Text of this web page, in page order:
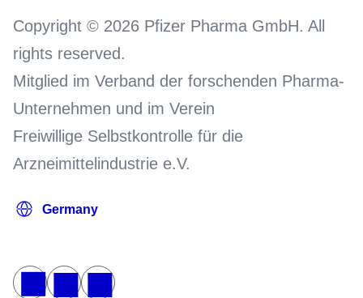
Copyright © 2026 Pfizer Pharma GmbH. All
rights reserved.
Mitglied im Verband der forschenden Pharma-
Unternehmen und im Verein
Freiwillige Selbstkontrolle für die
Arzneimittelindustrie e.V.